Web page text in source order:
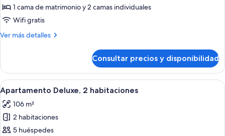
Apartamento
superior,
habitaciones,
la
piscina
1 cama de matrimonio y 2 camas individuales
Wifi gratis
Ver más detalles
Más
superior,
habitaciones,
vistas
a
la
piscina
Consultar precios y disponibilidad
Abrir
todas
las
fotos
de
Habitación de hotel con una cama
9
Apartamento Deluxe, 2 habitaciones
106 m²
2 habitaciones
5 huéspedes